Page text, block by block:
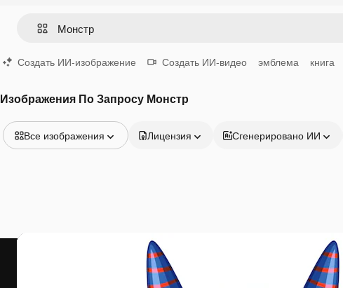
Создать ИИ-изображение Создать ИИ-видео эмблема книга
Изображения По Запросу Монстр
Все изображения
Видео
Лицензия Сгенерировано ИИ